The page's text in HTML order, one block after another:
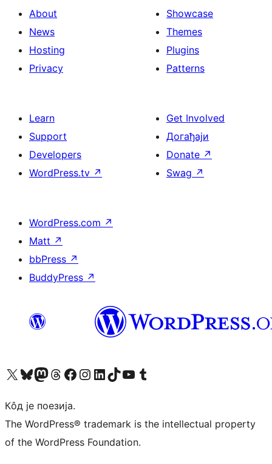
About
News
Hosting
Privacy
Showcase
Themes
Plugins
Patterns
Learn
Support
Developers
WordPress.tv ↗
Get Involved
Догађаји
Donate ↗
Swag ↗
WordPress.com ↗
Matt ↗
bbPress ↗
BuddyPress ↗
Visit our X (formerly Twitter) account
Посетите наш Bluesky налог
Visit our Mastodon account
Посетите наш налог на Threads-у Visit our Facebook page
Посетите наш Инстаграм налог
Visit our LinkedIn account
Посетите наш TikTok налог
Visit our YouTube channel
Посетите наш Tumblr налог
Кôд је поезија.
The WordPress® trademark is the intellectual property
of the WordPress Foundation.